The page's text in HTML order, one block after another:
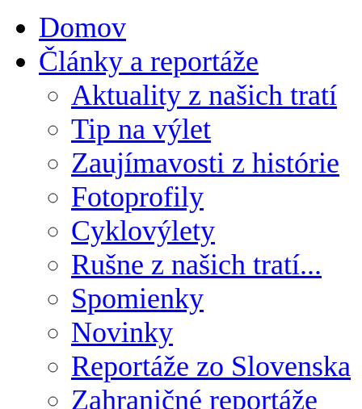
Domov
Články a reportáže
Aktuality z našich tratí
Tip na výlet
Zaujímavosti z histórie
Fotoprofily
Cyklovýlety
Rušne z našich tratí...
Spomienky
Novinky
Reportáže zo Slovenska
Zahraničné reportáže